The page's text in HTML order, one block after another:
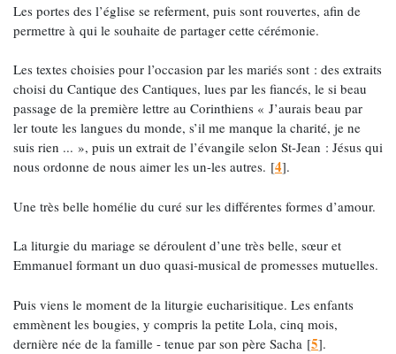
Les portes des l’église se referment, puis sont rouvertes, afin de
permettre à qui le souhaite de partager cette cérémonie.
Les textes choisies pour l’occasion par les mariés sont : des extraits
choisi du Cantique des Cantiques, lues par les fiancés, le si beau
passage de la première lettre au Corinthiens « J’aurais beau par
ler toute les langues du monde, s’il me manque la charité, je ne
suis rien ... », puis un extrait de l’évangile selon St-Jean : Jésus qui
nous ordonne de nous aimer les un-les autres. [4].
Une très belle homélie du curé sur les différentes formes d’amour.
La liturgie du mariage se déroulent d’une très belle, sœur et
Emmanuel formant un duo quasi-musical de promesses mutuelles.
Puis viens le moment de la liturgie eucharisitique. Les enfants
emmènent les bougies, y compris la petite Lola, cinq mois,
dernière née de la famille - tenue par son père Sacha [5].